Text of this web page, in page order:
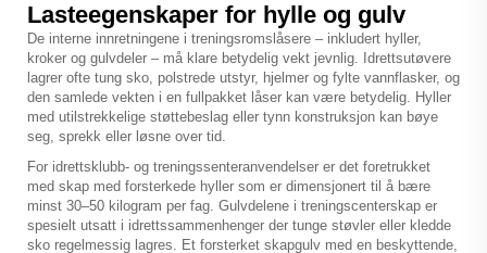
Lasteegenskaper for hylle og gulv
De interne innretningene i treningsromslåsere – inkludert hyller,
kroker og gulvdeler – må klare betydelig vekt jevnlig. Idrettsutøvere
lagrer ofte tung sko, polstrede utstyr, hjelmer og fylte vannflasker, og
den samlede vekten i en fullpakket låser kan være betydelig. Hyller
med utilstrekkelige støttebeslag eller tynn konstruksjon kan bøye
seg, sprekk eller løsne over tid.
For idrettsklubb- og treningssenteranvendelser er det foretrukket
med skap med forsterkede hyller som er dimensjonert til å bære
minst 30–50 kilogram per fag. Gulvdelene i treningscenterskap er
spesielt utsatt i idrettssammenhenger der tunge støvler eller kledde
sko regelmessig lagres. Et forsterket skapgulv med en beskyttende,